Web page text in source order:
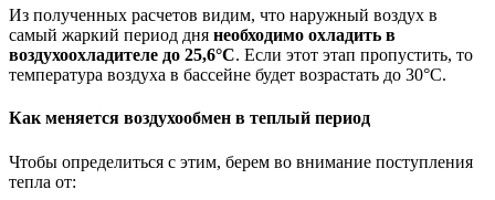
Из полученных расчетов видим, что наружный воздух в
самый жаркий период дня необходимо охладить в
воздухоохладителе до 25,6°С. Если этот этап пропустить, то
температура воздуха в бассейне будет возрастать до 30°С.
Как меняется воздухообмен в теплый период
Чтобы определиться с этим, берем во внимание поступления
тепла от: